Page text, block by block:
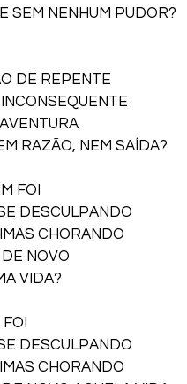
SEM NENHUM PUDOR?
DE REPENTE
RAZÃO, NEM SAÍDA?
FOI
DESCULPANDO
CHORANDO
NOVO
VIDA?
DESCULPANDO
CHORANDO